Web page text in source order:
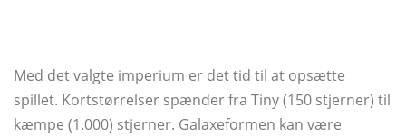
Med det valgte imperium er det tid til at opsætte
spillet. Kortstørrelser spænder fra Tiny (150 stjerner) til
kæmpe (1.000) stjerner. Galaxeformen kan være